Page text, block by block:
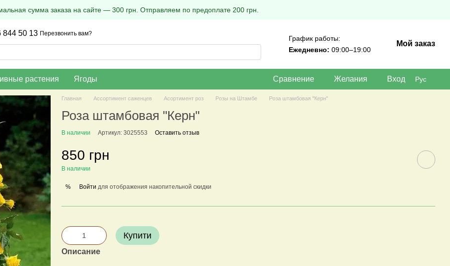
сумма заказа на сайте — 300 грн. Отправляем по предоплате 200 грн.
844 50 13 Перезвонить вам?
График работы:
Ежедневно: 09:00–19:00
Мой заказ
растения Ягоды Сравнение Желания Вход Рус
Главная Ассортимент саженцев Асортимент роз Розы на Штамбе Роза штамбовая "Керн"
Роза штамбовая "Керн"
В наличии Артикул: 3025553 Оставить отзыв
850 грн
В наличии
% Войти для отображения накопительной скидки
Купити
Описание